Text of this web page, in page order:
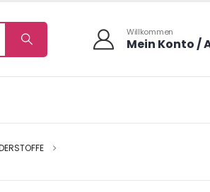
Willkommen
Mein Konto /